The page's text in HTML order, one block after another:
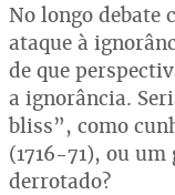
No longo debate
ataque à
de que
a ignorância.
bliss”, como
(1716-71), ou
derrotado?